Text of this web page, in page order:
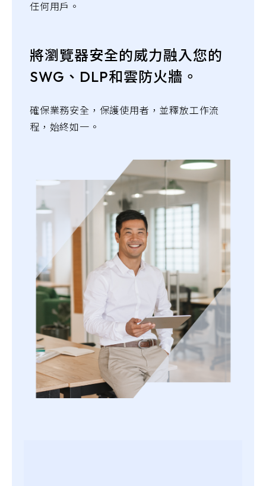
任何用戶。
將瀏覽器安全的威力融入您的
SWG、DLP和雲防火牆。
確保業務安全，保護使用者，並釋放工作流
程，始終如一。